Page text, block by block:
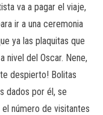
va a pagar el viaje,
ir a una ceremonia
ya las plaquitas que
nivel del Oscar. Nene,
despierto! Bolitas
dados por él, se
número de visitantes